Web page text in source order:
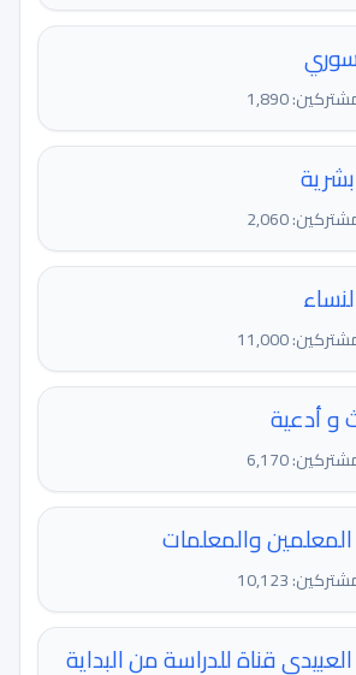
1,890
2,060
11,000
و أدعية
6,170
والمعلمات
10,123
قناة للدراسة من البداية